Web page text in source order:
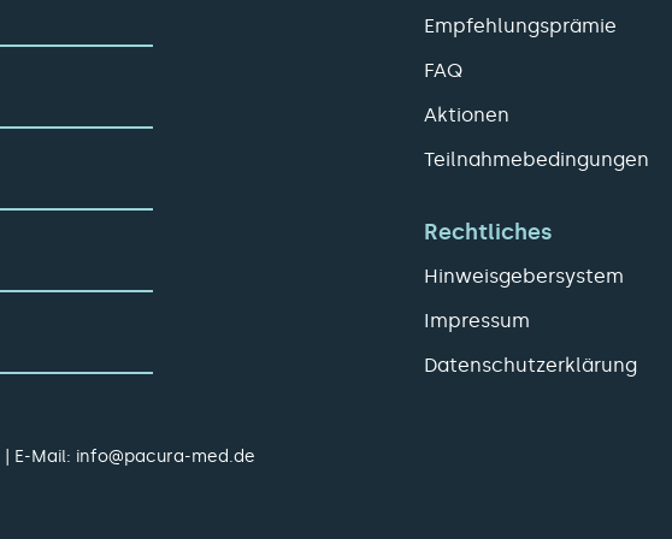
Empfehlungsprämie
FAQ
Aktionen
Teilnahmebedingungen
Rechtliches
Hinweisgebersystem
Impressum
Datenschutzerklärung
| E-Mail: info@pacura-med.de